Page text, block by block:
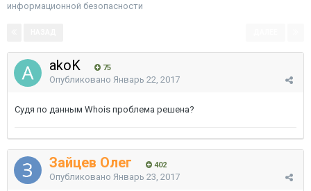
информационной безопасности
akoK 75
Опубликовано Январь 22, 2017
Судя по данным Whois проблема решена?
Зайцев Олег 402
Опубликовано Январь 23, 2017